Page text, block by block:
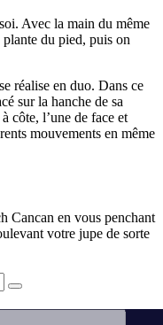
Avec la main du même
du pied, puis on
réalise en duo. Dans ce
sur la hanche de sa
côte, l’une de face et
mouvements en même
Cancan en vous penchant
votre jupe de sorte